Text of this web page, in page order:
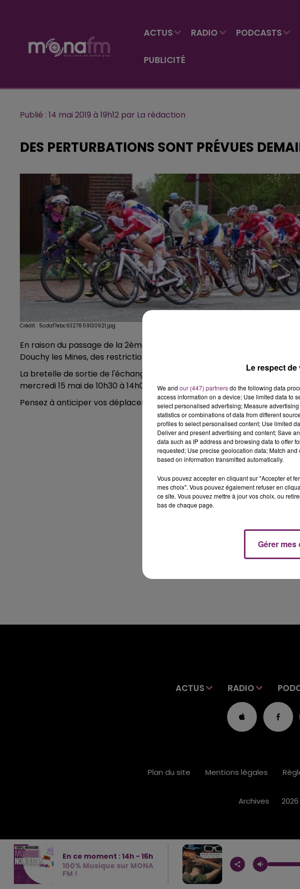
ACTUS RADIO PODCASTS
PUBLICITÉ
Publié : 14 mai 2019 à 19h12 par La rédaction
DES PERTURBATIONS SONT PRÉVUES
Crédit : 5cdaf7ebc93278.59130921.jpg
En raison du passage de la 2ème étape de la course cycliste “4 jours de
Douchy les Mines, des restrictions de circulation sont mises en place.
La bretelle de sortie de l'échangeur n°32 sur l’A21 dans le sens
mercredi 15 mai de 10h30 à 14h00. Une déviation sera mise en place.
Pensez à anticiper vos déplacements et soyez prudent !
ACTUS RADIO
En ce moment :14h - 16h
100% Musique sur MONA
FM !
Plan du site Mentions légales
Archives 2026
Le respect
We and our (447) partnersdo the following data
access information on a device; Use limited data to
select personalised advertising; Measure
statistics or combinations of data from different
profiles to select personalised content; Use limited
Deliver and present advertising and content; Save
data such as IP address and browsing data to offer
requested; Use precise geolocation data; Match
based on information transmitted automatically.
Vous pouvez accepter en cliquant sur "Accepter et
mes choix". Vous pouvez également refuser en
ce site. Vous pouvez mettre à jour vos choix, ou
bas de chaque page.
Gérer mes